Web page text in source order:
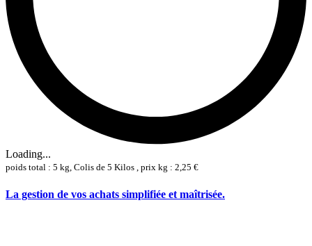
Loading...
poids total : 5 kg, Colis de 5 Kilos , prix kg : 2,25 €
La gestion de vos achats simplifiée et maîtrisée.